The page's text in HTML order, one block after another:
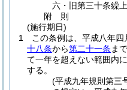
六・旧第三十条繰
附 則
(施行期日)
1
この条例は、平成八年四
十八条から第二十一条 ま
て一年を超えない範囲内
する。
(平成九年規則第三